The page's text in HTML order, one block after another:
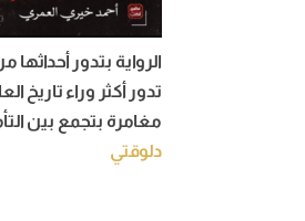
الرواية بتدور
تدور أكثر وراء
مغامرة بتجمع بين
دلوقتي